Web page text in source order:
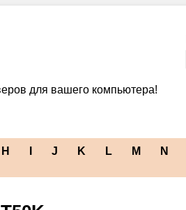
для вашего компьютера!
H J K L M N